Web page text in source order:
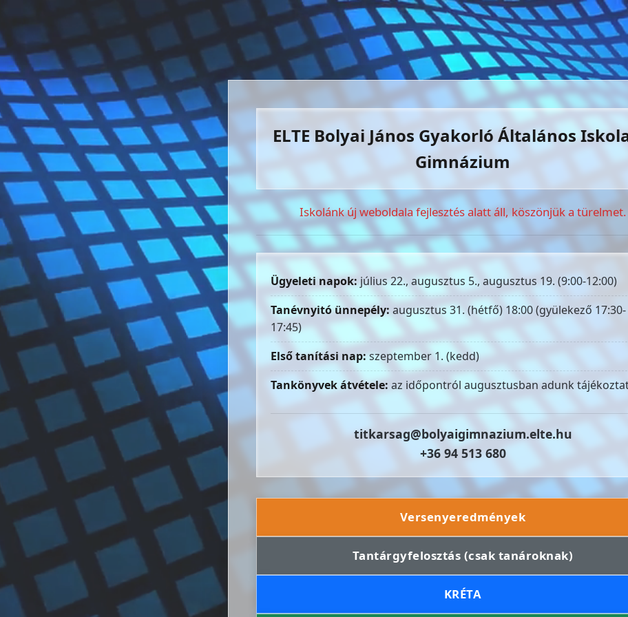
ELTE Bolyai János Gyakorló Általános
Gimnázium
Iskolánk új weboldala fejlesztés alatt áll, köszönjük a türelmet.
Ügyeleti napok: július 22., augusztus 5., augusztus 19. (9:00-12:00)
Tanévnyitó ünnepély: augusztus 31. (hétfő) 18:00 (gyülekező 17:30-
17:45)
Első tanítási nap:szeptember 1. (kedd)
Tankönyvek átvétele: az időpontról augusztusban adunk
titkarsag@bolyaigimnazium.elte.hu
+36 94 513 680
Versenyeredmények
Tantárgyfelosztás (csak tanároknak)
KRÉTA